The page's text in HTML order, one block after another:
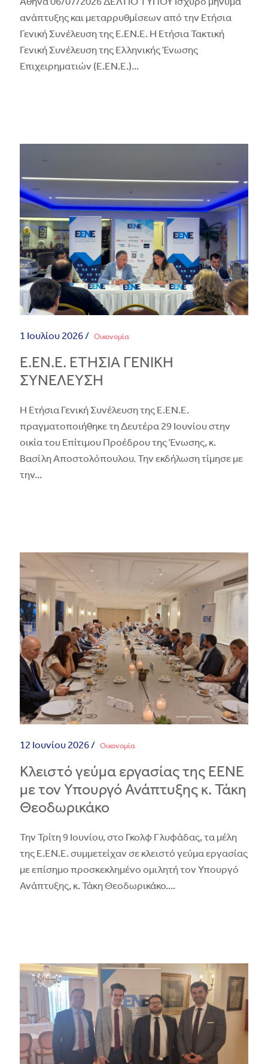
ανάπτυξης και μεταρρυθμίσεων από την Ετήσια
Γενική Συνέλευση της Ε.ΕΝ.Ε. Η Ετήσια Τακτική
Γενική Συνέλευση της Ελληνικής Ένωσης
Επιχειρηματιών (Ε.ΕΝ.Ε.)...
1 Ιουλίου 2026 / Οικονομία
E.EN.E. ΕΤΗΣΙΑ ΓΕΝΙΚΗ
ΣΥΝΈΛΕΥΣΗ
Η Ετήσια Γενική Συνέλευση της Ε.ΕΝ.Ε.
πραγματοποιήθηκε τη Δευτέρα 29 Ιουνίου στην
οικία του Επίτιμου Προέδρου της Ένωσης, κ.
Βασίλη Αποστολόπουλου. Την εκδήλωση τίμησε με
την...
12 Ιουνίου 2026 / Οικονομία
Κλειστό γεύμα εργασίας της ΕΕΝΕ
με τον Υπουργό Ανάπτυξης κ. Τάκη
Θεοδωρικάκο
Την Τρίτη 9 Ιουνίου, στο Γκολφ Γλυφάδας, τα μέλη
της Ε.ΕΝ.Ε. συμμετείχαν σε κλειστό γεύμα εργασίας
με επίσημο προσκεκλημένο ομιλητή τον Υπουργό
Ανάπτυξης, κ. Τάκη Θεοδωρικάκο....